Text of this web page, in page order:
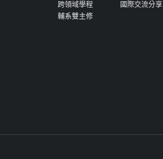
跨領域學程
輔系雙主修
國際交流分享